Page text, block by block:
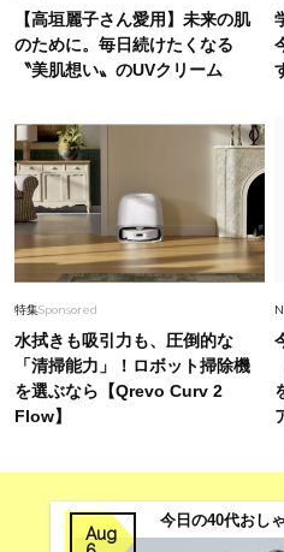
【40代の夏旅コ
織りでオシャレ
1万円台から探
けたい「地金ジ
Lifestyle 2026.8.3
【帰国日の過ご
む」には？マニ
【高垣麗子さん愛用】未来の肌
のために。毎日続けたくなる
〝美肌想い〟のUVクリーム
特集Sponsored
水拭きも吸引力も、圧倒的な
「清掃能力」！ロボット掃除機
を選ぶなら【Qrevo Curv 2
Flow】
Aug
今日の40代おし